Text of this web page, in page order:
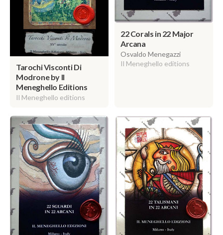
Tarochi Visconti Di
Modrone by Il
Meneghello Editions
Il Meneghello editions
22 Corals in 22 Major
Arcana
Osvaldo Menegazzi
Il Meneghello editions